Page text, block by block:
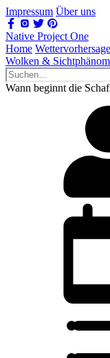
Impressum Über uns
Native Project One
Home Wettervorhersage
Wolken &
Wann beginnt die